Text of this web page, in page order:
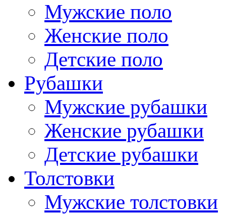
Мужские поло
Женские поло
Детские поло
Рубашки
Мужские рубашки
Женские рубашки
Детские рубашки
Толстовки
Мужские толстовки